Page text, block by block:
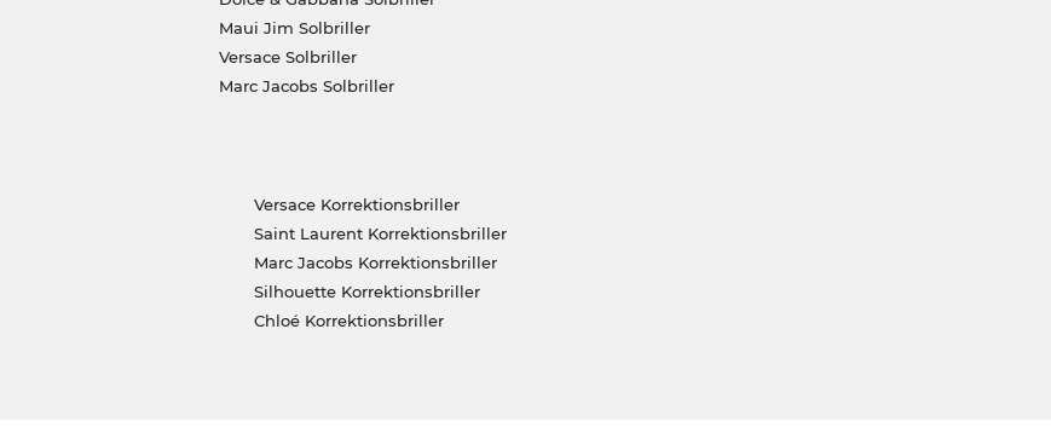
Maui Jim Solbriller
Versace Solbriller
Marc Jacobs Solbriller
Versace Korrektionsbriller
Saint Laurent Korrektionsbriller
Marc Jacobs Korrektionsbriller
Silhouette Korrektionsbriller
Chloé Korrektionsbriller